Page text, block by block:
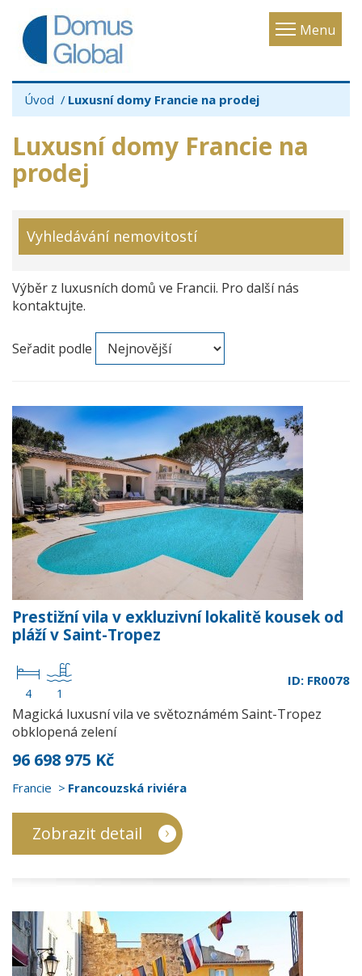
Menu
Toggle
Úvod Luxusní domy Francie na prodej
Luxusní domy Francie na
prodej
Vyhledávání nemovitostí
Výběr z luxusních domů ve Francii. Pro další nás
kontaktujte.
Seřadit podle
Prestižní vila v exkluzivní lokalitě kousek od
pláží v Saint-Tropez
4 1
ID: FR0078
Magická luxusní vila ve světoznámém Saint-Tropez
obklopená zelení
96 698 975 Kč
Francie Francouzská riviéra
Zobrazit detail